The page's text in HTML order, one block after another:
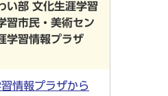
い部 文化生涯学習
習市民・美術セン
学習情報プラザ
情報プラザから